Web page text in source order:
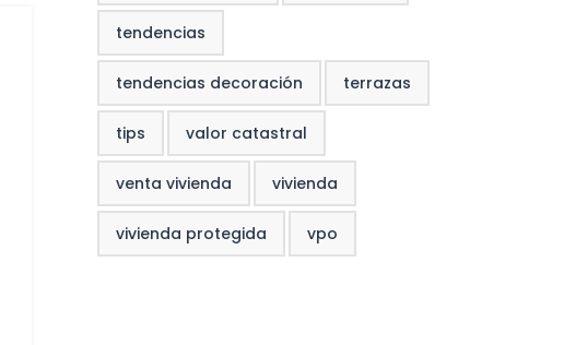
tendencias
tendencias decoración terrazas
tips valor catastral
venta vivienda vivienda
vivienda protegida vpo